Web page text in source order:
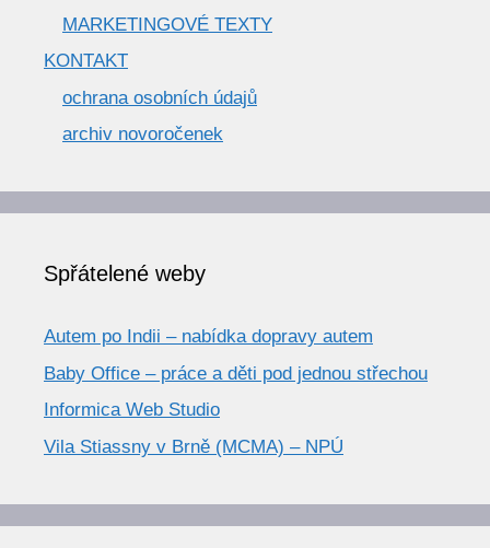
MARKETINGOVÉ TEXTY
KONTAKT
ochrana osobních údajů
archiv novoročenek
Spřátelené weby
Autem po Indii – nabídka dopravy autem
Baby Office – práce a děti pod jednou střechou
Informica Web Studio
Vila Stiassny v Brně (MCMA) – NPÚ